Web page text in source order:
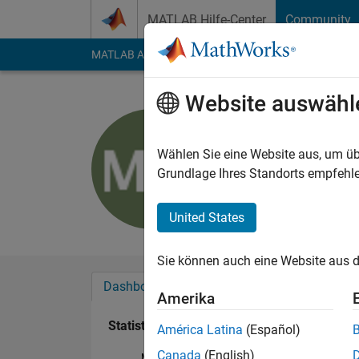
MATLAB Hilfe-Center Community
MATLAB Answers File Exchange Cody
Aktiv seit 2016
Followers:0
Dashboard
Statistik
Website
Wählen Sie eine Website aus, um
Grundlage Ihres Standorts
United States
Sie können auch eine Website aus
Amerika
América Latina (Español)
Canada (English)